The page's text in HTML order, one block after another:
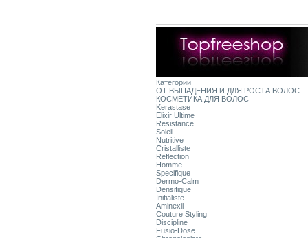
Категории
ОТ ВЫПАДЕНИЯ И ДЛЯ РОСТА ВОЛОС
КОСМЕТИКА ДЛЯ ВОЛОС
Kerastase
Elixir Ultime
Resistance
Soleil
Nutritive
Cristalliste
Reflection
Homme
Specifique
Dermo-Calm
Densifique
Initialiste
Aminexil
Couture Styling
Discipline
Fusio-Dose